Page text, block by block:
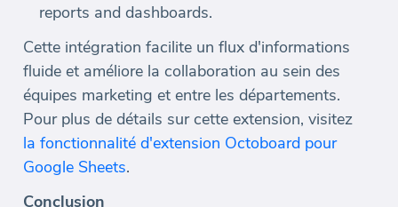
reports and dashboards.
Cette intégration facilite un flux d'informations
fluide et améliore la collaboration au sein des
équipes marketing et entre les départements.
Pour plus de détails sur cette extension, visitez
la fonctionnalité d'extension Octoboard pour
Google Sheets.
Conclusion